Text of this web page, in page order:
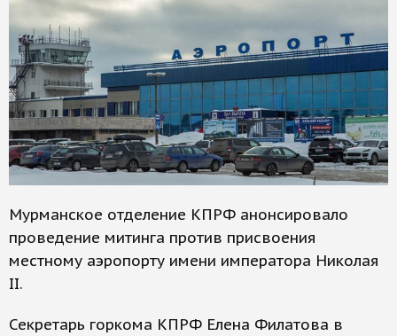
Мурманское отделение КПРФ анонсировало
проведение митинга против присвоения
местному аэропорту имени императора Николая
II.
Секретарь горкома КПРФ Елена Филатова в